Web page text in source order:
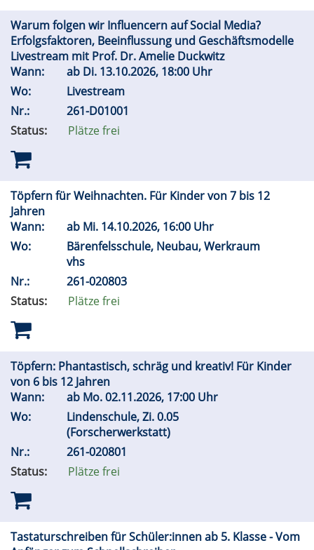
Warum folgen wir Influencern auf Social Media?
Erfolgsfaktoren, Beeinflussung und Geschäftsmodelle
Livestream mit Prof. Dr. Amelie Duckwitz
Wann:
ab Di. 13.10.2026, 18:00 Uhr
Wo:
Livestream
Nr.:
261-D01001
Status:
Plätze frei
Töpfern für Weihnachten. Für Kinder von 7 bis 12
Jahren
Wann:
ab Mi. 14.10.2026, 16:00 Uhr
Wo:
Bärenfelsschule, Neubau, Werkraum
vhs
Nr.:
261-020803
Status:
Plätze frei
Töpfern: Phantastisch, schräg und kreativ! Für Kinder
von 6 bis 12 Jahren
Wann:
ab Mo.02.11.2026, 17:00 Uhr
Wo:
Lindenschule, Zi. 0.05
(Forscherwerkstatt)
Nr.:
261-020801
Status:
Plätze frei
Tastaturschreiben für Schüler:innen ab 5. Klasse - Vom